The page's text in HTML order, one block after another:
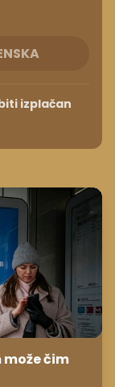
izplačan
može čim